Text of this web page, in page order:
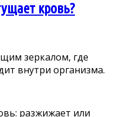
кровь?
зеркалом, где
внутри организма.